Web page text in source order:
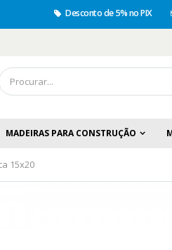
Desconto de 5% no PIX
MADEIRAS PARA CONSTRUÇÃO
15x20